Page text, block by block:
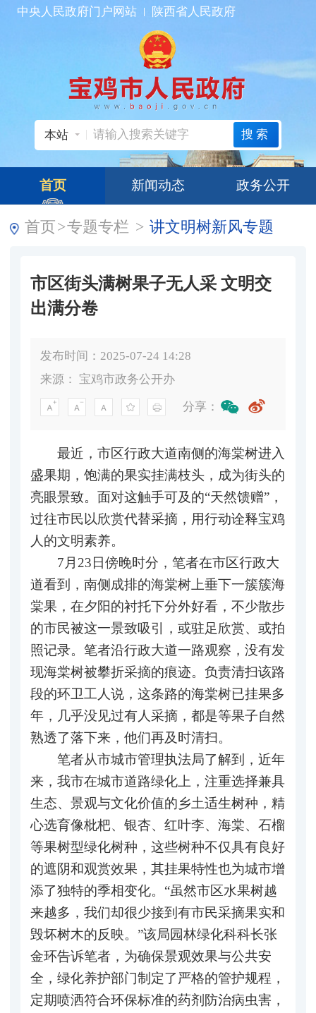
中央人民政府门户网站 陕西省人民政府
本站 搜索
首页 新闻动态 政务公开
首页>专题专栏 > 讲文明树新风专题
市区街头满树果子无人采 文明交
出满分卷
发布时间：2025-07-24 14:28
来源： 宝鸡市政务公开办
分享：
最近，市区行政大道南侧的海棠树进入
盛果期，饱满的果实挂满枝头，成为街头的
亮眼景致。面对这触手可及的“天然馈赠”，
过往市民以欣赏代替采摘，用行动诠释宝鸡
人的文明素养。
7月23日傍晚时分，笔者在市区行政大
道看到，南侧成排的海棠树上垂下一簇簇海
棠果，在夕阳的衬托下分外好看，不少散步
的市民被这一景致吸引，或驻足欣赏、或拍
照记录。笔者沿行政大道一路观察，没有发
现海棠树被攀折采摘的痕迹。负责清扫该路
段的环卫工人说，这条路的海棠树已挂果多
年，几乎没见过有人采摘，都是等果子自然
熟透了落下来，他们再及时清扫。
笔者从市城市管理执法局了解到，近年
来，我市在城市道路绿化上，注重选择兼具
生态、景观与文化价值的乡土适生树种，精
心选育像枇杷、银杏、红叶李、海棠、石榴
等果树型绿化树种，这些树种不仅具有良好
的遮阴和观赏效果，其挂果特性也为城市增
添了独特的季相变化。“虽然市区水果树越
来越多，我们却很少接到有市民采摘果实和
毁坏树木的反映。”该局园林绿化科科长张
金环告诉笔者，为确保景观效果与公共安
全，绿化养护部门制定了严格的管护规程，
定期喷洒符合环保标准的药剂防治病虫害，